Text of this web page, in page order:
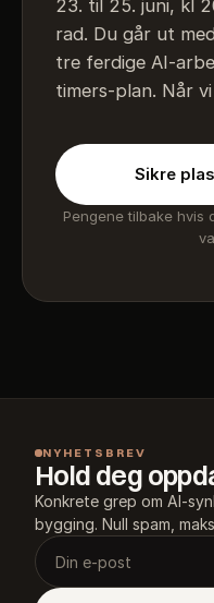
23. til 25. juni, kl
rad. Du går ut
tre ferdige AI-
timers-plan. Når
Sikre
Pengene tilbake hvis
NYHETSBREV
Hold deg
Konkrete grep om AI-
bygging. Null spam,